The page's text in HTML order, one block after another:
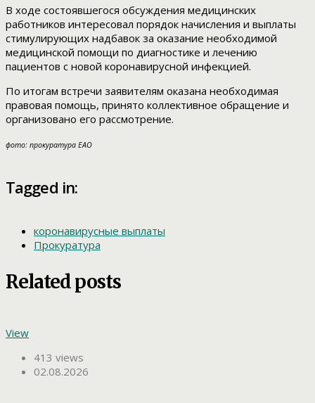
В ходе состоявшегося обсуждения медицинских
работников интересовал порядок начисления и выплаты
стимулирующих надбавок за оказание необходимой
медицинской помощи по диагностике и лечению
пациентов с новой коронавирусной инфекцией.
По итогам встречи заявителям оказана необходимая
правовая помощь, принято коллективное обращение и
организовано его рассмотрение.
фото: прокуратура ЕАО
Tagged in:
коронавирусные выплаты
Прокуратура
Related posts
View
413 views
02.08.2026